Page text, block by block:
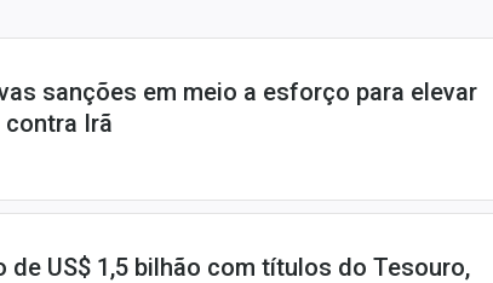
sanções em meio a esforço para elevar
Irã
US$ 1,5 bilhão com títulos do Tesouro,